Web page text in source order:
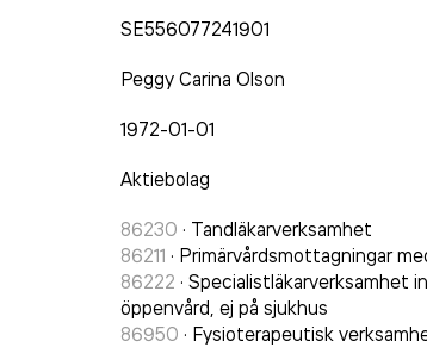
SE556077241901
Peggy Carina Olson
1972-01-01
Aktiebolag
86230 · Tandläkarverksamhet
86211 · Primärvårdsmottagningar
86222 · Specialistläkarverksamhet
öppenvård, ej på sjukhus
86950 · Fysioterapeutisk